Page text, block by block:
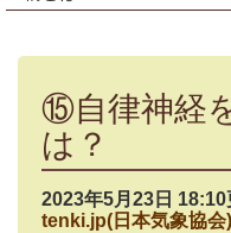
⑮自律神経
は？
2023年5月23日 18:10
tenki.jp(日本気象協会)